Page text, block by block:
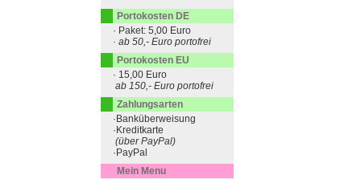
Portokosten DE
· Paket: 5,00 Euro
· ab 50,- Euro portofrei
Portokosten EU
· 15,00 Euro
ab 150,- Euro portofrei
Zahlungsarten
·Banküberweisung
·Kreditkarte
(über PayPal)
·PayPal
Mein Menu